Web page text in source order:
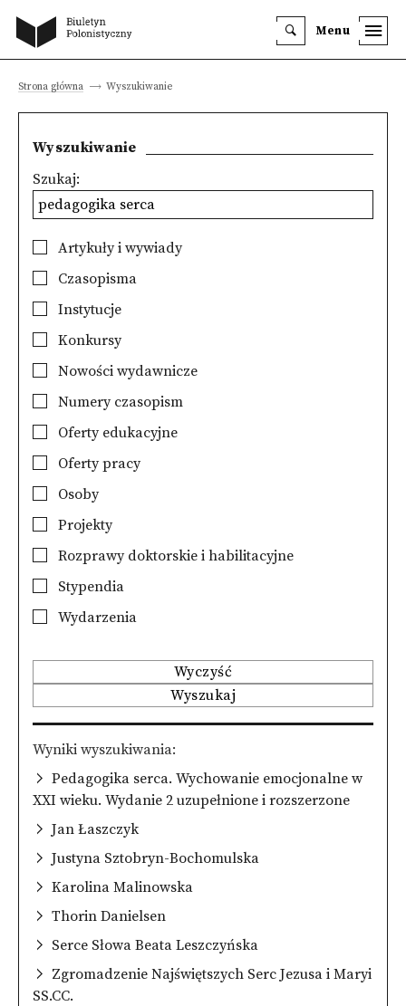
Menu
Strona główna Wyszukiwanie
Wyszukiwanie
Szukaj:
Artykuły i wywiady
Czasopisma
Instytucje
Konkursy
Nowości wydawnicze
Numery czasopism
Oferty edukacyjne
Oferty pracy
Osoby
Projekty
Rozprawy doktorskie i habilitacyjne
Stypendia
Wydarzenia
Wyczyść
Wyszukaj
Wyniki wyszukiwania
Pedagogika serca. Wychowanie emocjonalne w
XXI wieku. Wydanie 2 uzupełnione i rozszerzone
Jan Łaszczyk
Justyna Sztobryn-Bochomulska
Karolina Malinowska
Thorin Danielsen
Serce Słowa Beata Leszczyńska
Zgromadzenie Najświętszych Serc Jezusa i Maryi
SS.CC.